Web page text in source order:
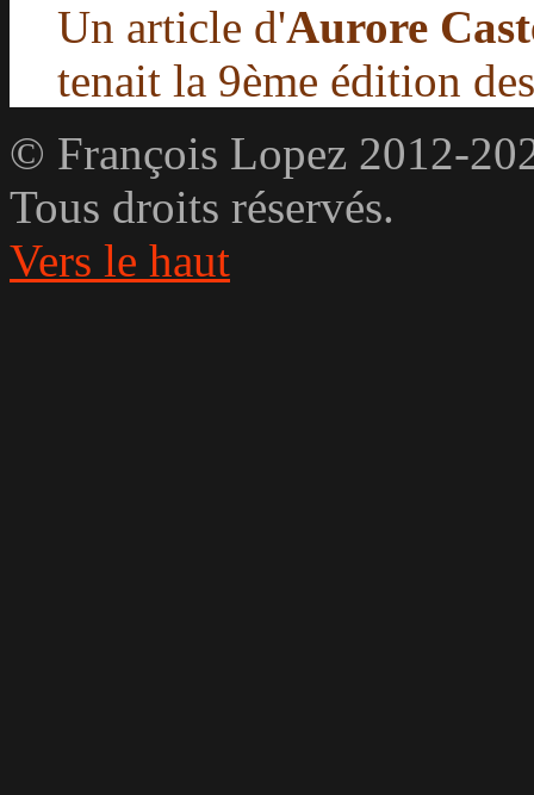
Un article d'Aurore
tenait la 9ème édition
© François Lopez 2012-
Tous droits réservés.
Vers le haut